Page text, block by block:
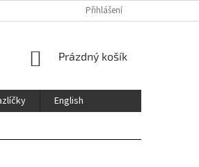
/ CERTFICATESPřihlášení
NÁKUPNÍ
Prázdný košík
English